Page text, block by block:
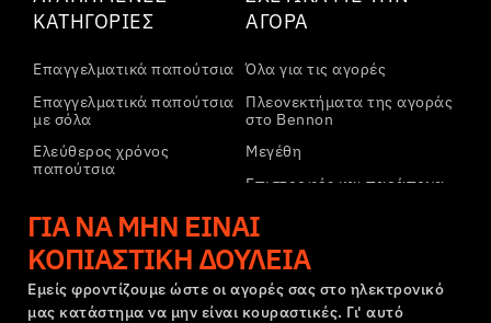
ΚΑΤΗΓΟΡΊΕΣ
Επαγγελματικά παπούτσια
Επαγγελματικά παπούτσια
με σόλα
Ελεύθερος χρόνος
παπούτσια
παπούτσια αστραγάλου
Παντελόνια
Φούτερ
ΑΓΟΡΆ
Όλα για τις αγορές
Πλεονεκτήματα της αγοράς
στο Bennon
Μεγέθη
Επιστροφές και παράπονα
Μεταφορά και πληρωμή
Εταιρικός λογαριασμός
Εγγραφή στο B2B
Παράπονα και εγγύηση
ΓΙΑ ΝΑ ΜΗΝ ΕΊΝΑΙ
ΚΟΠΙΑΣΤΙΚΉ ΔΟΥΛΕΙΆ
Εμείς φροντίζουμε ώστε οι αγορές σας στο ηλεκτρονικό
μας κατάστημα να μην είναι κουραστικές. Γι' αυτό